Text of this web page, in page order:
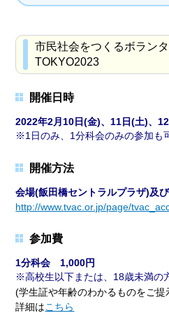
市民社会をつくるボラン
TOKYO2023
開催日時
2022年2月10日(金)、11日(土)、
1日のみ、1分科会のみの参加も
開催方法
会場(飯田橋セントラルプラザ)及
http://www.tvac.or.jp/page/
参加費
1分科会 1,000円
高校生以下または、18歳未満の
(学生証や年齢のわかるものをご
詳細はこちら